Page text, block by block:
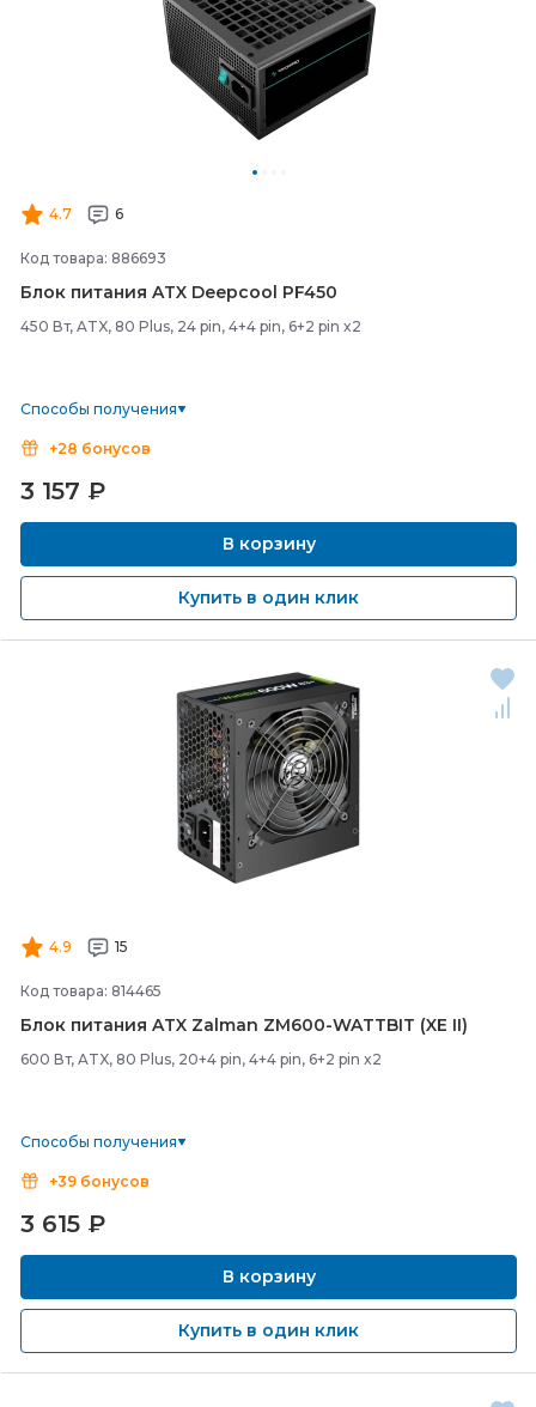
4.7 6
Код товара: 886693
Блок питания ATX Deepcool PF450
450 Вт, ATX, 80 Plus, 24 pin, 4+4 pin, 6+2 pin x2
Способы получения
+28 бонусов
3 157 ₽
В корзину
Купить в один клик
4.9 15
Код товара: 814465
Блок питания ATX Zalman ZM600-WATTBIT (XE II)
600 Вт, ATX, 80 Plus, 20+4 pin, 4+4 pin, 6+2 pin x2
Способы получения
+39 бонусов
3 615 ₽
В корзину
Купить в один клик